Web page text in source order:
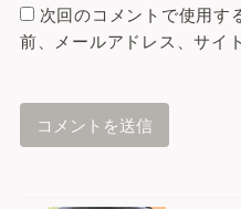
次回のコメントで使用す
前、メールアドレス、サイ